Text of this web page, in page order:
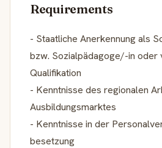
Requirements
- Staatliche Anerkennung als
bzw. Sozialpädagoge/-in oder
Qualifikation
- Kenntnisse des regionalen
Ausbildungsmarktes
- Kenntnisse in der
besetzung